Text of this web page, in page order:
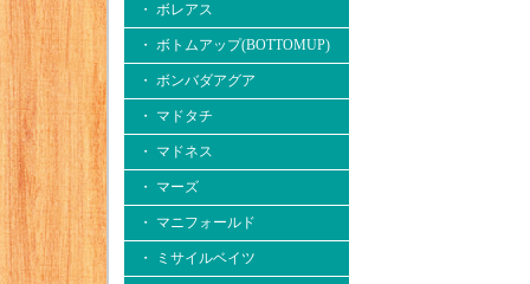
・ ボレアス
・ ボトムアップ(BOTTOMUP)
・ ボンバダアグア
・ マドタチ
・ マドネス
・ マーズ
・ マニフォールド
・ ミサイルベイツ